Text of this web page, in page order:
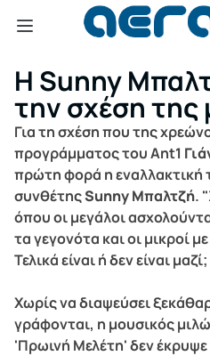
Η Sunny
την σχέση της
Για τη σχέση που της
προγράμματος του Ant1
πρώτη φορά η εναλλακτική
συνθέτηςSunny Μπαλτζή.
όπου οι μεγάλοι
τα γεγονότα και οι μικροί
Τελικά είναι ή δεν είναι μαζί;
Χωρίς να διαψεύσει
γράφονται, η μουσικός
'Πρωινή Μελέτη' δεν